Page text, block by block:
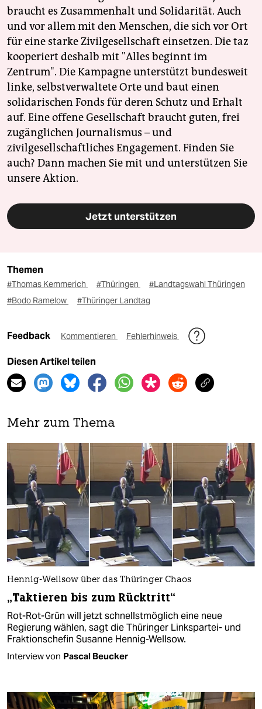
braucht es Zusammenhalt und Solidarität. Auch
und vor allem mit den Menschen, die sich vor Ort
für eine starke Zivilgesellschaft einsetzen. Die taz
kooperiert deshalb mit "Alles beginnt im
Zentrum". Die Kampagne unterstützt bundesweit
linke, selbstverwaltete Orte und baut einen
solidarischen Fonds für deren Schutz und Erhalt
auf. Eine offene Gesellschaft braucht guten, frei
zugänglichen Journalismus – und
zivilgesellschaftliches Engagement. Finden Sie
auch? Dann machen Sie mit und unterstützen Sie
unsere Aktion.
Jetzt unterstützen
Themen
#Thomas Kemmerich #Thüringen
#Landtagswahl Thüringen
#Bodo Ramelow
#Thüringer Landtag
Feedback Kommentieren Fehlerhinweis
Diesen Artikel teilen
Mehr zum Thema
Hennig-Wellsow über das Thüringer Chaos
„Taktieren bis zum Rücktritt“
Rot-Rot-Grün will jetzt schnellstmöglich eine neue
Regierung wählen, sagt die Thüringer Linkspartei- und
Fraktionschefin Susanne Hennig-Wellsow.
Interview von Pascal Beucker